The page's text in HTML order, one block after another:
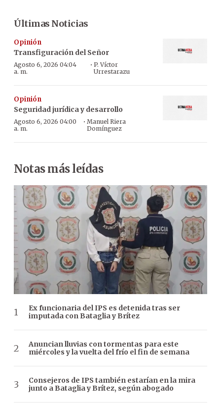
Últimas Noticias
Opinión
Transfiguración del Señor
Agosto 6, 2026 04:04
a. m.
· P. Víctor
Urrestarazu
Opinión
Seguridad jurídica y desarrollo
Agosto 6, 2026 04:00
a. m.
·Manuel Riera
Domínguez
Notas más leídas
Ex funcionaria del IPS es detenida tras ser
imputada con Bataglia y Brítez
Anuncian lluvias con tormentas para este
miércoles y la vuelta del frío el fin de semana
Consejeros de IPS también estarían en la mira
junto a Bataglia y Brítez, según abogado